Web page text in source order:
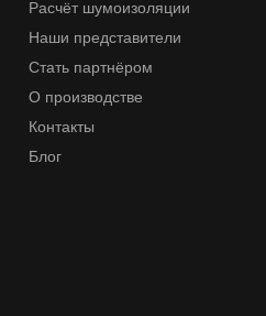
Расчёт шумоизоляции
Наши представители
Стать партнёром
О производстве
Контакты
Блог